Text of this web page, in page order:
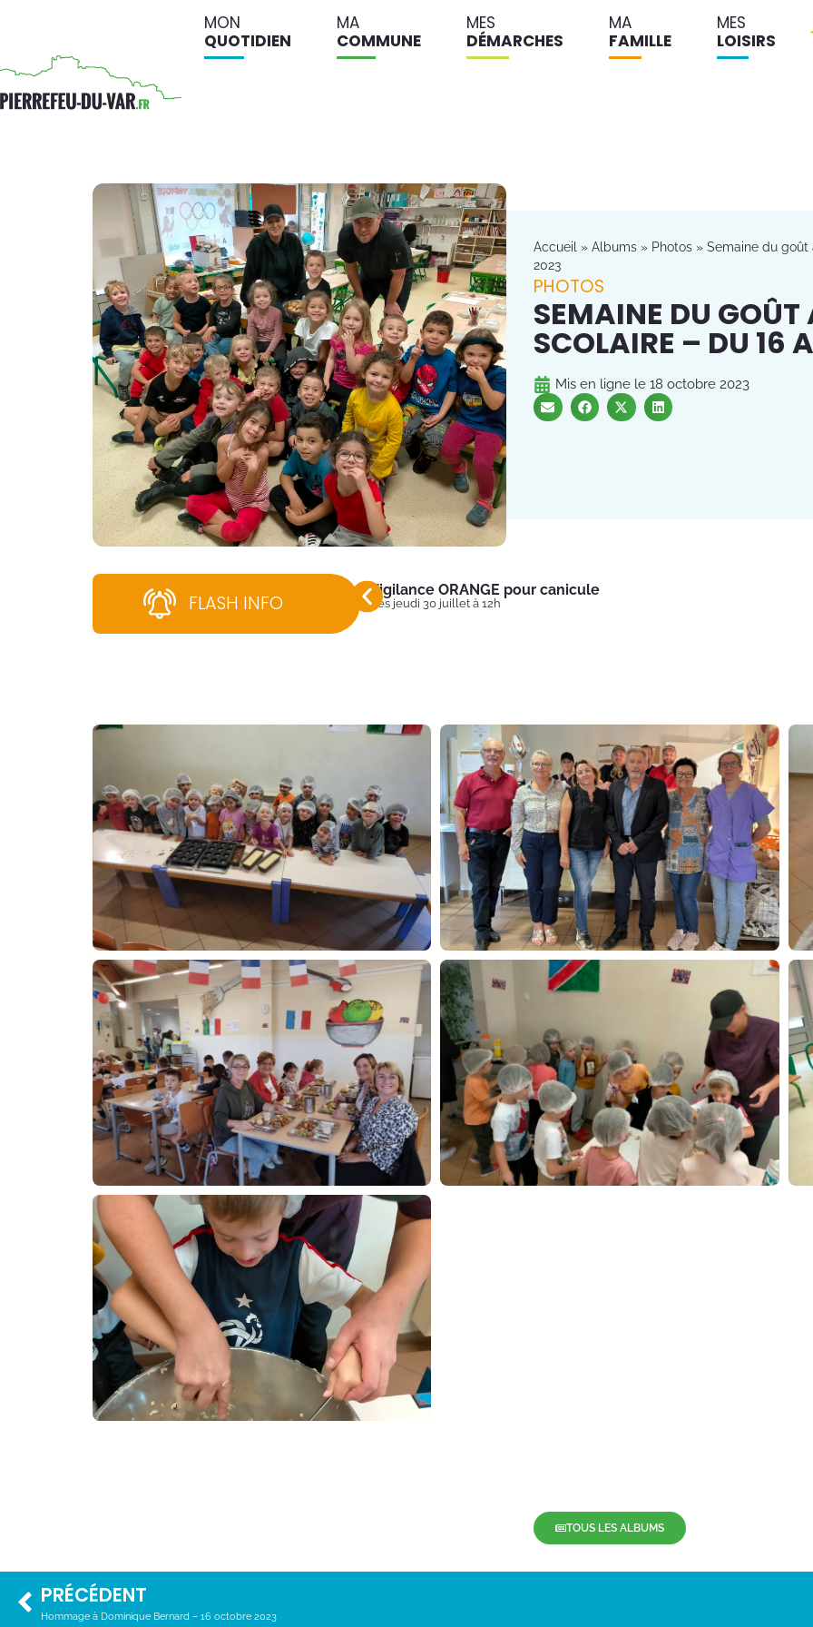
MON
QUOTIDIEN
MA
COMMUNE
MES
DÉMARCHES
MA
FAMILLE
MES
LOISIRS
Accueil » Albums » Photos » Semaine du goût
2023
PHOTOS
SEMAINE DU
SCOLAIRE – DU 16
Mis en ligne le 18 octobre 2023
FLASH INFO
Vigilance ORANGE pour canicule
Dès jeudi 30 juillet à 12h
TOUS LES ALBUMS
PRÉCÉDENT
Hommage à Dominique Bernard – 16 octobre 2023